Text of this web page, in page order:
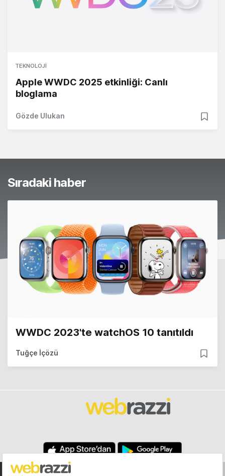
TEKNOLOJI
Apple WWDC 2025 etkinliği: Canlı
bloglama
Gözde Ulukan
Sıradaki haber
WWDC 2023'te watchOS 10 tanıtıldı
Tuğçe İçözü